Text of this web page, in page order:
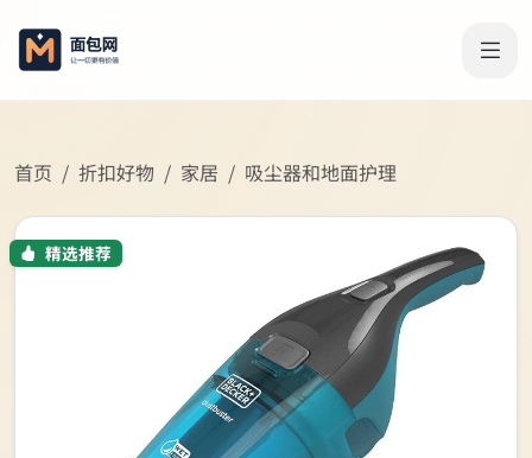
首页 折扣好物 家居 吸尘器和地面护理
精选推荐